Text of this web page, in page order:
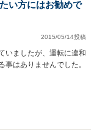
い方にはお勧めで
2015/05/14投稿
いましたが、運転に違和
はありませんでした。